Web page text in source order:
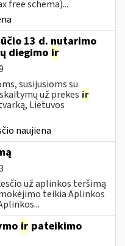
free schema)...
13 d. nutarimo
diegimo ir
susijusioms su
už prekes ir
Lietuvos
naujiena
už aplinkos teršimą
teikia Aplinkos
ir pateikimo